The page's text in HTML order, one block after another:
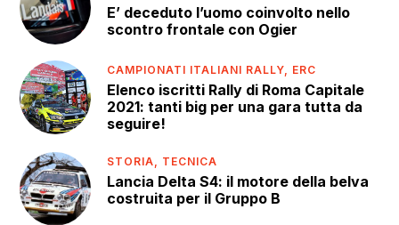
E’ deceduto l’uomo coinvolto nello
scontro frontale con Ogier
CAMPIONATI ITALIANI RALLY, ERC
Elenco iscritti Rally di Roma Capitale
2021: tanti big per una gara tutta da
seguire!
STORIA, TECNICA
Lancia Delta S4: il motore della belva
costruita per il Gruppo B